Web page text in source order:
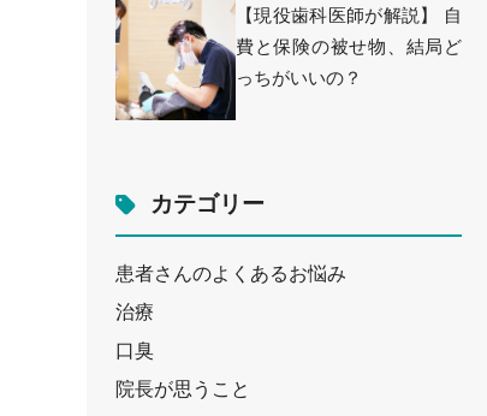
【現役歯科医師が解説】 自
費と保険の被せ物、結局ど
っちがいいの？
カテゴリー
患者さんのよくあるお悩み
治療
口臭
院長が思うこと